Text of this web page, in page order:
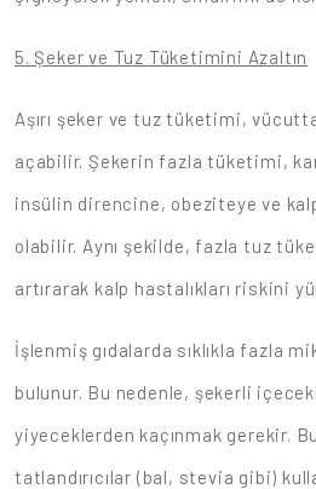
5. Şeker ve Tuz Tüketimini Azaltın
Aşırı şeker ve tuz tüketimi,
açabilir. Şekerin fazla tüketimi,
insülin direncine, obeziteye ve
olabilir. Aynı şekilde, fazla tuz
artırarak kalp hastalıkları riskini
İşlenmiş gıdalarda sıklıkla fazla
bulunur. Bu nedenle, şekerli
yiyeceklerden kaçınmak gerekir.
tatlandırıcılar (bal, stevia gibi)